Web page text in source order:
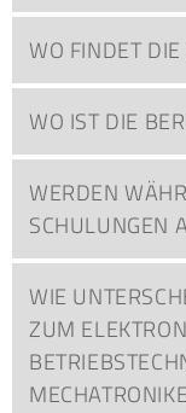
WO FINDET
WO IST DIE
WERDEN
SCHULUNGEN
WIE
ZUM